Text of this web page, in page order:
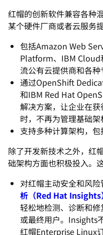
红帽的创新软件兼容各种
某个硬件厂商或者云服务
包括Amazon Web
Platform、IBM Cloud
流公有云提供商和各种
通过OpenShift
和IBM Red Hat
解决方案，让企业在
时，不再为管理基础架
支持多种计算架构，
除了开发新技术之外，红
础架构方面也积极投入。这
对红帽主动安全和风
析（Red Hat Insights
轻松地检测、诊断和
或最终用户。Insights
红帽Enterprise Linux